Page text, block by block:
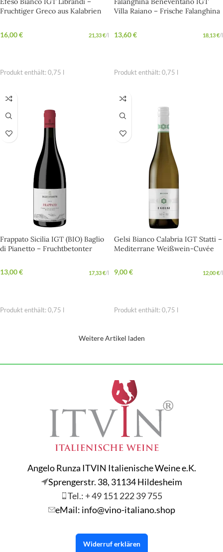
Fruchtiger Greco aus Kalabrien
16,00€ 21,33€/
Produkt enthält: 0,75
Villa Raiano – Frische Falanghina
13,60€ 18,13€/
Produkt enthält: 0,75
Frappato Sicilia IGT (BIO) Baglio
di Pianetto – Fruchtbetonter
13,00€ 17,33€/l
Produkt enthält: 0,75 l
Gelsi Bianco Calabria IGT Statti –
Mediterrane Weißwein-Cuvée
9,00€ 12,00€/l
Produkt enthält: 0,75 l
Weitere Artikel laden
Angelo Runza ITVIN Italienische Weine e.K.
Sprengerstr. 38, 31134 Hildesheim
Tel.: + 49 151 222 39 755
eMail: info@vino-italiano.shop
Widerruf erklären